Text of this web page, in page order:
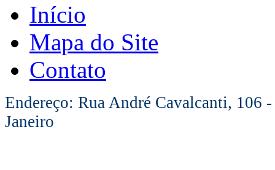
Início
Mapa do Site
Contato
Endereço: Rua André Cavalcanti, 106
Janeiro